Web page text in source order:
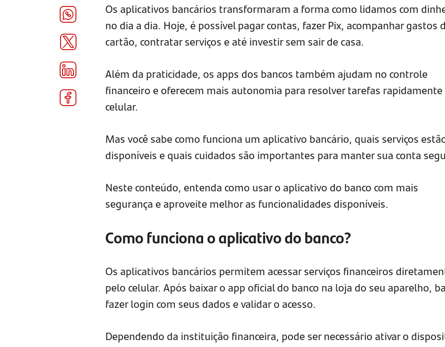
Os aplicativos bancários transformaram a forma como lidamos com
no dia a dia. Hoje, é possível pagar contas, fazer Pix, acompanhar gastos
cartão, contratar serviços e até investir sem sair de casa.
Além da praticidade, os apps dos bancos também ajudam no controle
financeiro e oferecem mais autonomia para resolver tarefas
celular.
Mas você sabe como funciona um aplicativo bancário, quais serviços
disponíveis e quais cuidados são importantes para manter sua conta
Neste conteúdo, entenda como usar o aplicativo do banco com mais
segurança e aproveite melhor as funcionalidades disponíveis.
Como funciona o aplicativo do banco?
Os aplicativos bancários permitem acessar serviços financeiros
pelo celular. Após baixar o app oficial do banco na loja do seu aparelho,
fazer login com seus dados e validar o acesso.
Dependendo da instituição financeira, pode ser necessário ativar o